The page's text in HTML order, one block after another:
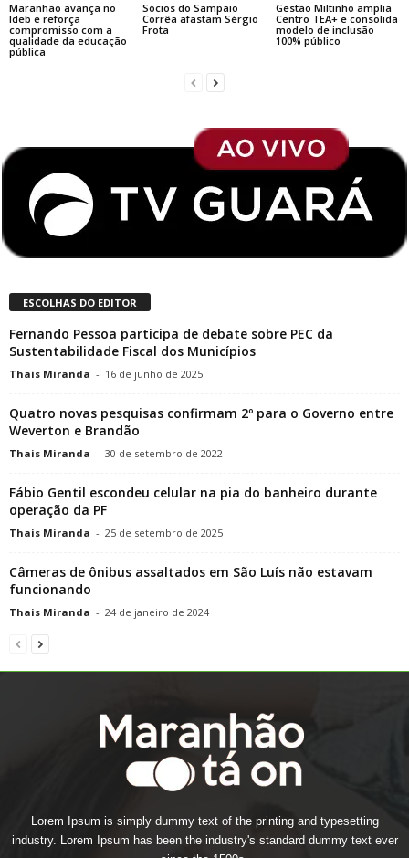
Maranhão avança no
Ideb e reforça
compromisso com a
qualidade da educação
pública
Sócios do Sampaio
Corrêa afastam Sérgio
Frota
Gestão Miltinho amplia
Centro TEA+ e consolida
modelo de inclusão
100% público
ESCOLHAS DO EDITOR
Fernando Pessoa participa de debate sobre PEC da
Sustentabilidade Fiscal dos Municípios
Thais Miranda - 16 de junho de 2025
Quatro novas pesquisas confirmam 2º para o Governo entre
Weverton e Brandão
Thais Miranda - 30 de setembro de 2022
Fábio Gentil escondeu celular na pia do banheiro durante
operação da PF
Thais Miranda - 25 de setembro de 2025
Câmeras de ônibus assaltados em São Luís não estavam
funcionando
Thais Miranda - 24 de janeiro de 2024
Lorem Ipsum is simply dummy text of the printing and typesetting
industry. Lorem Ipsum has been the industry's standard dummy text ever